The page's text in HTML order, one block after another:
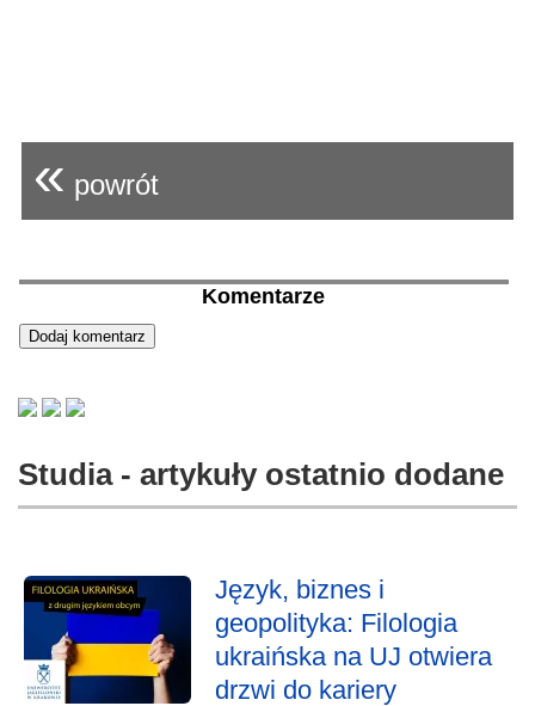
« powrót
Komentarze
Studia - artykuły ostatnio dodane
Język, biznes i
geopolityka: Filologia
ukraińska na UJ otwiera
drzwi do kariery